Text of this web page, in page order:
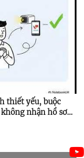
thiết yếu, buộc
nhận hồ sơ